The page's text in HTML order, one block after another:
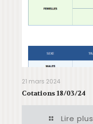
21 mars 2024
Cotations 18/03/24
Lire plus